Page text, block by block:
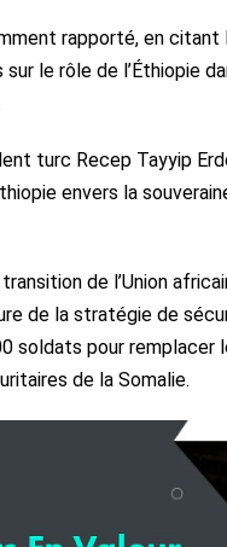
rapporté, en
le rôle de l’Éthiopie
turc Recep Tayyip
envers la
de l’Union
de la stratégie de
soldats pour
de la Somalie.